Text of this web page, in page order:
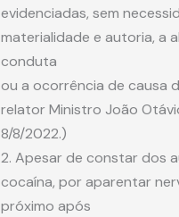
evidenciadas, sem
materialidade e autoria, a
conduta
ou a ocorrência de causa
relator Ministro João
8/8/2022.)
2. Apesar de constar dos
cocaína, por aparentar
próximo após